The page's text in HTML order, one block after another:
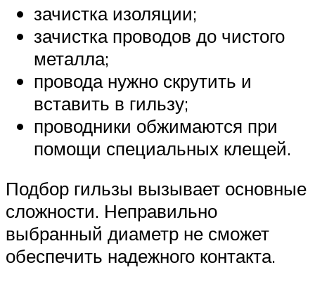
зачистка изоляции;
зачистка проводов до чистого
металла;
провода нужно скрутить и
вставить в гильзу;
проводники обжимаются при
помощи специальных клещей.
Подбор гильзы вызывает основные
сложности. Неправильно
выбранный диаметр не сможет
обеспечить надежного контакта.